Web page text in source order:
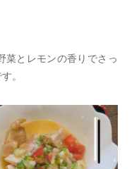
菜とレモンの香りでさっ
。